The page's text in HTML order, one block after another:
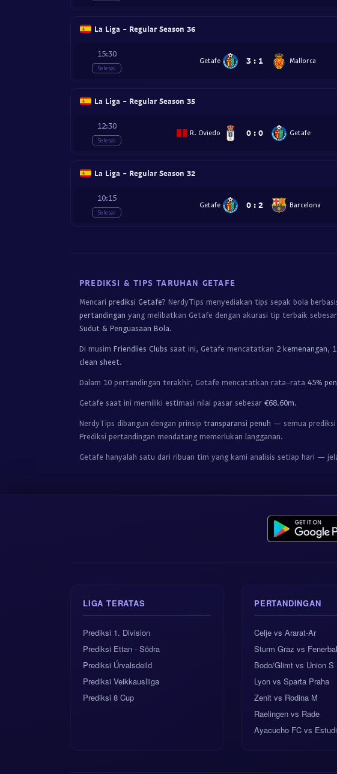
La Liga - Regular Season 36
15:30
Selesai
Getafe 3 : 1 Mallorca
La Liga - Regular Season 35
12:30
Selesai
R. Oviedo 0 : 0 Getafe
La Liga - Regular Season 32
10:15
Selesai
Getafe 0 : 2 Barcelona
PREDIKSI & TIPS TARUHAN GETAFE
Mencari prediksi Getafe? NerdyTips menyediakan tips sepak bola
pertandingan yang melibatkan Getafe dengan akurasi tip terbaik sebesar
Sudut & Penguasaan Bola.
Di musim Friendlies Clubs saat ini, Getafe mencatatkan 2 kemenangan,
clean sheet.
Dalam 10 pertandingan terakhir, Getafe mencatatkan rata-rata 45%
Getafe saat ini memiliki estimasi nilai pasar sebesar €68.60m.
NerdyTips dibangun dengan prinsip transparansi penuh — semua
Prediksi pertandingan mendatang memerlukan langganan.
Getafe hanyalah satu dari ribuan tim yang kami analisis setiap hari —
LIGA TERATAS
Prediksi 1. Division
Prediksi Ettan - Södra
Prediksi Úrvalsdeild
Prediksi Veikkausliiga
Prediksi 8 Cup
PERTANDINGAN
Celje vs Ararat-Ar
Sturm Graz vs
Bodo/Glimt vs Union S
Lyon vs Sparta Praha
Zenit vs Rodina M
Raelingen vs Rade
Ayacucho FC vs